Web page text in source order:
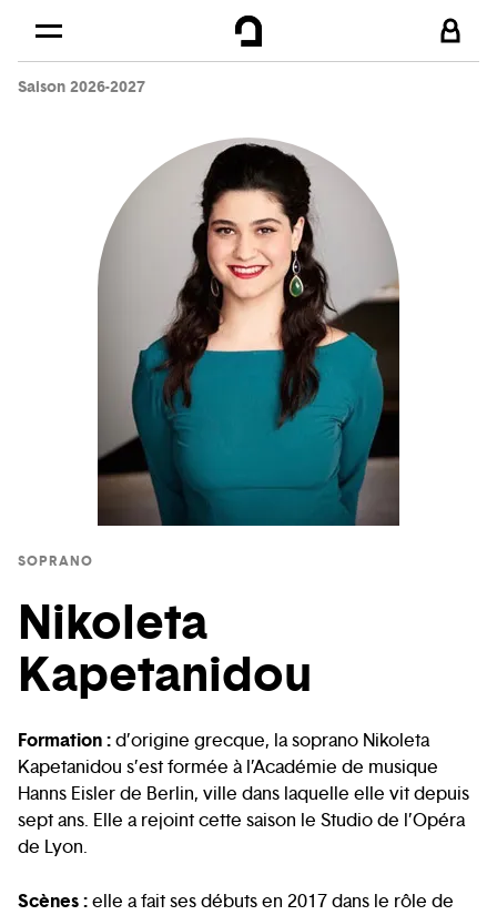
Skip to
Saison 2026-2027
SOPRANO
Nikoleta
Kapetanidou
Formation :d’origine grecque, la soprano Nikoleta
Kapetanidou s’est formée à l’Académie de musique
Hanns Eisler de Berlin, ville dans laquelle elle vit depuis
sept ans. Elle a rejoint cette saison le Studio de l’Opéra
de Lyon.
Scènes :elle a fait ses débuts en 2017 dans le rôle de